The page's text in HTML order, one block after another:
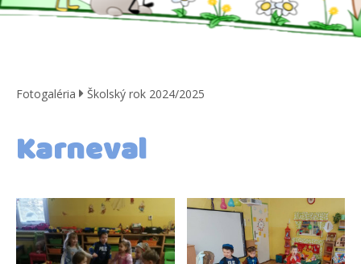
Fotogaléria Školský rok 2024/2025
Karneval